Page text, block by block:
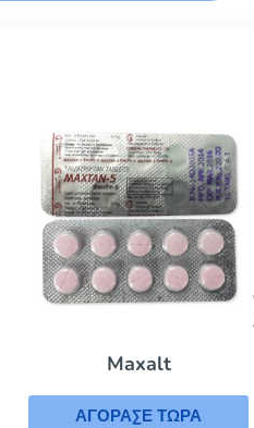
Celebrex